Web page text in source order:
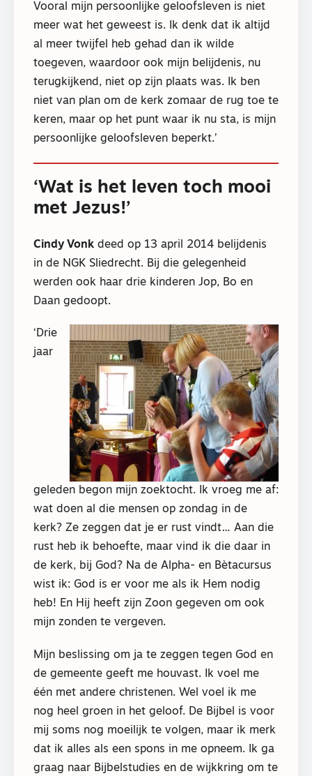
Vooral mijn persoonlijke geloofsleven is niet
meer wat het geweest is. Ik denk dat ik altijd
al meer twijfel heb gehad dan ik wilde
toegeven, waardoor ook mijn belijdenis, nu
terugkijkend, niet op zijn plaats was. Ik ben
niet van plan om de kerk zomaar de rug toe te
keren, maar op het punt waar ik nu sta, is mijn
persoonlijke geloofsleven beperkt.’
‘Wat is het leven toch mooi
met Jezus!’
Cindy Vonk deed op 13 april 2014 belijdenis
in de NGK Sliedrecht. Bij die gelegenheid
werden ook haar drie kinderen Jop, Bo en
Daan gedoopt.
‘Drie
jaar
geleden begon mijn zoektocht. Ik vroeg me af:
wat doen al die mensen op zondag in de
kerk? Ze zeggen dat je er rust vindt… Aan die
rust heb ik behoefte, maar vind ik die daar in
de kerk, bij God? Na de Alpha- en Bètacursus
wist ik: God is er voor me als ik Hem nodig
heb! En Hij heeft zijn Zoon gegeven om ook
mijn zonden te vergeven.
Mijn beslissing om ja te zeggen tegen God en
de gemeente geeft me houvast. Ik voel me
één met andere christenen. Wel voel ik me
nog heel groen in het geloof. De Bijbel is voor
mij soms nog moeilijk te volgen, maar ik merk
dat ik alles als een spons in me opneem. Ik ga
graag naar Bijbelstudies en de wijkkring om te